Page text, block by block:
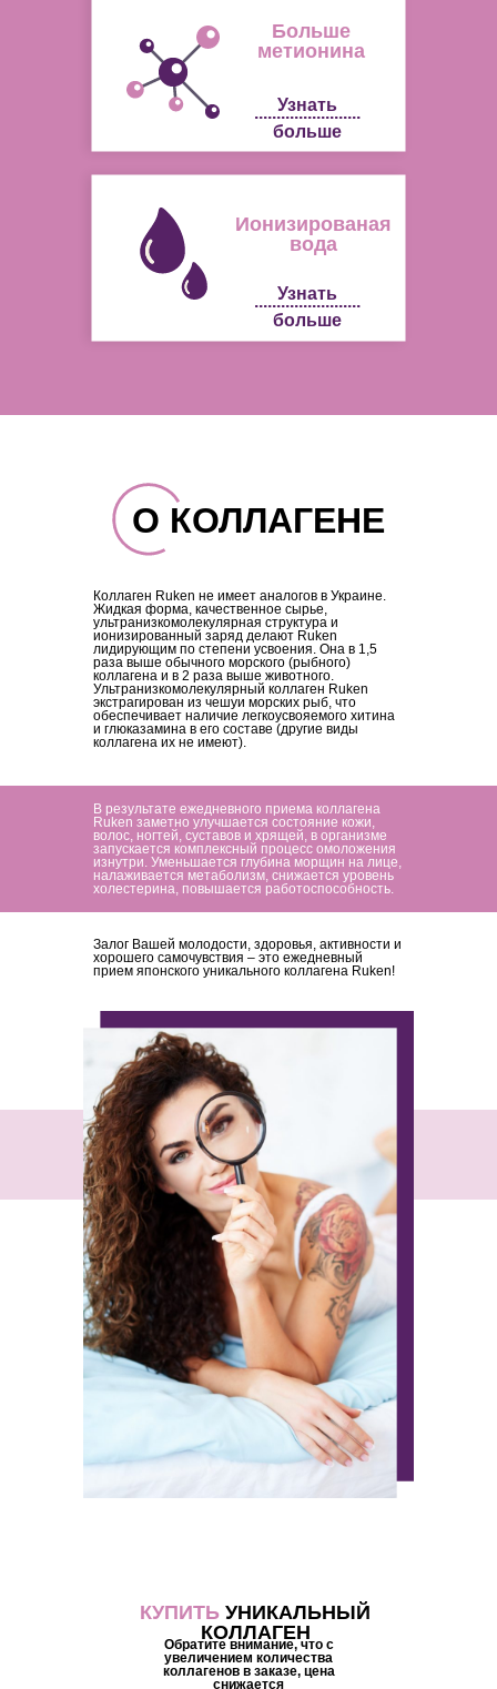
Ионизированая
вода
Больше
метионина
Узнать
больше
........................
Узнать
больше
........................
О КОЛЛАГЕНЕ
Коллаген Ruken не имеет аналогов в Украине.
Жидкая форма, качественное сырье,
ультранизкомолекулярная структура и
ионизированный заряд делают Ruken
лидирующим по степени усвоения. Она в 1,5
раза выше обычного морcкого (рыбного)
коллагена и в 2 раза выше животного.
Ультранизкомолекулярный коллаген Ruken
экстрагирован из чешуи морских рыб, что
обеспечивает наличие легкоусвояемого хитина
и глюказамина в его составе (другие виды
коллагена их не имеют).
В результате ежедневного приема коллагена
Ruken заметно улучшается состояние кожи,
волос, ногтей, суставов и хрящей, в организме
запускается комплексный процесс омоложения
изнутри. Уменьшается глубина морщин на лице,
налаживается метаболизм, снижается уровень
холестерина, повышается работоспособность.
Залог Вашей молодости, здоровья, активности и
хорошего самочувствия – это ежедневный
прием японского уникального коллагена Ruken!
КУПИТЬ УНИКАЛЬНЫЙ
КОЛЛАГЕН
Обратите внимание, что с
увеличением количества
коллагенов в заказе, цена
снижается